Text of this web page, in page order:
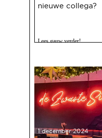
nieuwe collega?
Lees gauw verder!
1 december 2024